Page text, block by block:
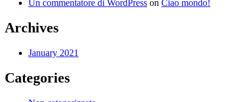
Un commentatore di WordPress on Ciao mondo!
Archives
January 2021
Categories